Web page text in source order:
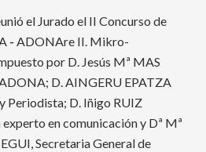
el Jurado el II Concurso de
- ADONAre II. Mikro-
por D. Jesús Mª MAS
D. AINGERU EPATZA
Periodista; D. Iñigo RUIZ
en comunicación y Dª Mª
Secretaria General de